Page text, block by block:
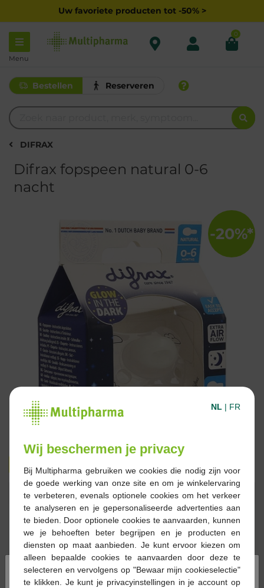
Uw favoriete producten tot -50% >
Menu
0
Bestellen Reserveren
DIFRAX
Difrax fopspeen natural 0-6
nacht
-20%*
€ 5,19 € 6,49
Bestellen Reserveren
Voorraad uitgeput
Op werkdagen vóór 12u besteld, volgende
werkdag geleverd
×
NL | FR
Wij beschermen je privacy
Bij Multipharma gebruiken we cookies die nodig zijn voor
de goede werking van onze site en om je winkelervaring
te verbeteren, evenals optionele cookies om het verkeer
te analyseren en je gepersonaliseerde advertenties aan
te bieden. Door optionele cookies te aanvaarden, kunnen
we je behoeften beter begrijpen en je producten en
diensten op maat aanbieden. Je kunt ervoor kiezen om
alleen bepaalde cookies te aanvaarden door deze te
selecteren en vervolgens op "Bewaar mijn cookieselectie"
te klikken. Je kunt je privacyinstellingen in je account op